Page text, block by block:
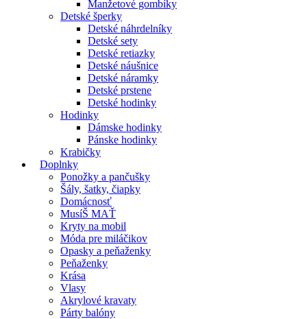
Manžetové gombíky
Detské šperky
Detské náhrdelníky
Detské sety
Detské retiazky
Detské náušnice
Detské náramky
Detské prstene
Detské hodinky
Hodinky
Dámske hodinky
Pánske hodinky
Krabičky
Doplnky
Ponožky a pančušky
Šály, šatky, čiapky
Domácnosť
MusíŠ MAŤ
Kryty na mobil
Móda pre miláčikov
Opasky a peňaženky
Peňaženky
Krása
Vlasy
Akrylové kravaty
Párty balóny